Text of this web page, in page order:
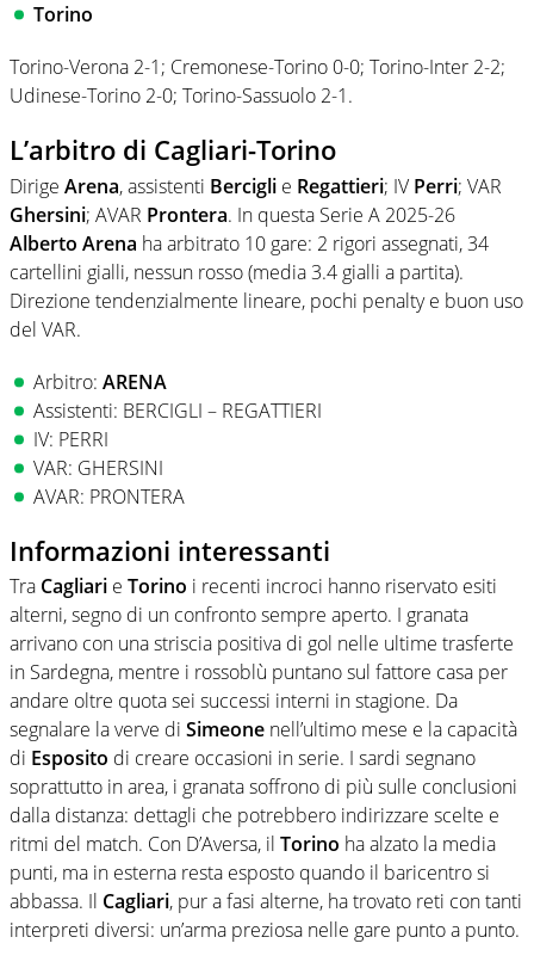
Torino
Torino-Verona 2-1; Cremonese-Torino 0-0; Torino-Inter 2-2;
Udinese-Torino 2-0; Torino-Sassuolo 2-1.
L’arbitro di Cagliari-Torino
Dirige Arena, assistenti Bercigli e Regattieri; IV Perri; VAR
Ghersini; AVAR Prontera. In questa Serie A 2025-26
Alberto Arena ha arbitrato 10 gare: 2 rigori assegnati, 34
cartellini gialli, nessun rosso (media 3.4 gialli a partita).
Direzione tendenzialmente lineare, pochi penalty e buon uso
del VAR.
Arbitro: ARENA
Assistenti: BERCIGLI – REGATTIERI
IV: PERRI
VAR: GHERSINI
AVAR: PRONTERA
Informazioni interessanti
Tra Cagliari e Torino i recenti incroci hanno riservato esiti
alterni, segno di un confronto sempre aperto. I granata
arrivano con una striscia positiva di gol nelle ultime trasferte
in Sardegna, mentre i rossoblù puntano sul fattore casa per
andare oltre quota sei successi interni in stagione. Da
segnalare la verve di Simeone nell’ultimo mese e la capacità
di Esposito di creare occasioni in serie. I sardi segnano
soprattutto in area, i granata soffrono di più sulle conclusioni
dalla distanza: dettagli che potrebbero indirizzare scelte e
ritmi del match. Con D’Aversa, il Torino ha alzato la media
punti, ma in esterna resta esposto quando il baricentro si
abbassa. Il Cagliari, pur a fasi alterne, ha trovato reti con tanti
interpreti diversi: un’arma preziosa nelle gare punto a punto.